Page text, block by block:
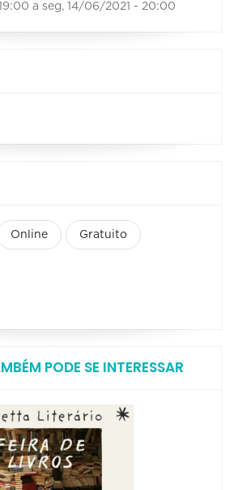
a seg, 14/06/2021 - 20:00
Online Gratuito
PODE SE INTERESSAR